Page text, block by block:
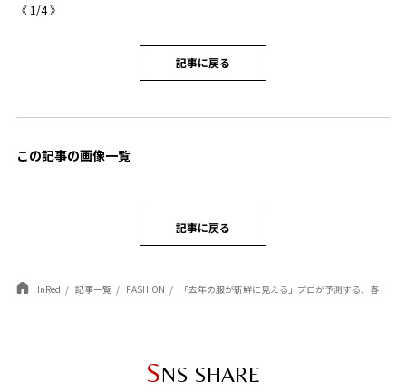
《 1 /4》
記事に戻る
この記事の画像一覧
記事に戻る
InRed 記事一覧 FASHION 「去年の服が新鮮に見える」プロが予測する、春夏ファッションを格上げするレースの魔法
SNS SHARE